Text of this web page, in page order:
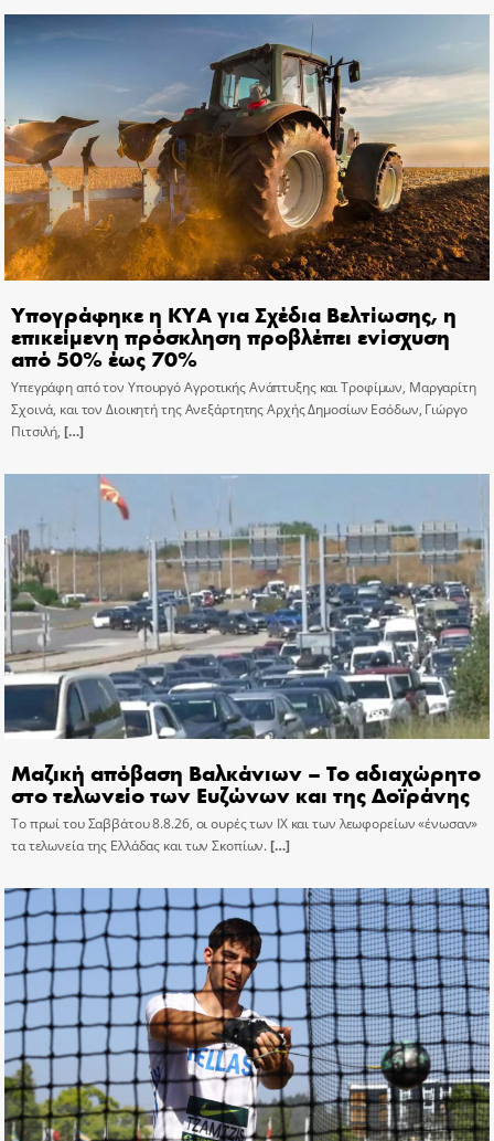
Υπογράφηκε η ΚΥΑ για Σχέδια Βελτίωσης, η
επικείμενη πρόσκληση προβλέπει ενίσχυση
από 50% έως 70%
Υπεγράφη από τον Υπουργό Αγροτικής Ανάπτυξης και Τροφίμων, Μαργαρίτη
Σχοινά, και τον Διοικητή της Ανεξάρτητης Αρχής Δημοσίων Εσόδων, Γιώργο
Πιτσιλή, […]
Μαζική απόβαση Βαλκάνιων – Το αδιαχώρητο
στο τελωνείο των Ευζώνων και της Δοϊράνης
Το πρωί του Σαββάτου 8.8.26, οι ουρές των ΙΧ και των λεωφορείων «ένωσαν»
τα τελωνεία της Ελλάδας και των Σκοπίων.[…]